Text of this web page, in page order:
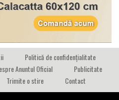
Politică de confidențialitate
Anuntul Oficial
Publicitate
Trimite o stire Contact